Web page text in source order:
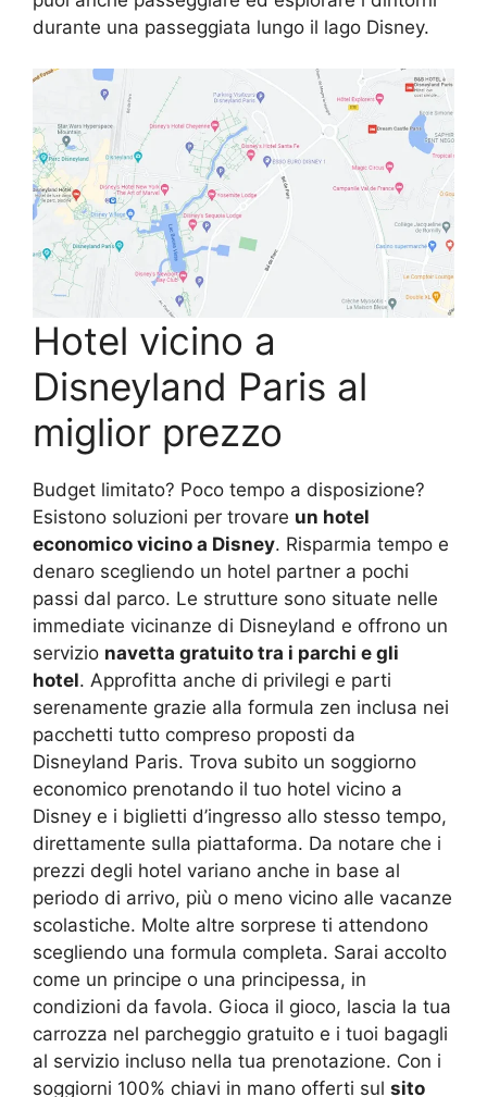
durante una passeggiata lungo il lago Disney.
Hotel vicino a
Disneyland Paris al
miglior prezzo
Budget limitato? Poco tempo a disposizione?
Esistono soluzioni per trovare un hotel
economico vicino a Disney. Risparmia tempo e
denaro scegliendo un hotel partner a pochi
passi dal parco. Le strutture sono situate nelle
immediate vicinanze di Disneyland e offrono un
servizio navetta gratuito tra i parchi e gli
hotel. Approfitta anche di privilegi e parti
serenamente grazie alla formula zen inclusa nei
pacchetti tutto compreso proposti da
Disneyland Paris. Trova subito un soggiorno
economico prenotando il tuo hotel vicino a
Disney e i biglietti d’ingresso allo stesso tempo,
direttamente sulla piattaforma. Da notare che i
prezzi degli hotel variano anche in base al
periodo di arrivo, più o meno vicino alle vacanze
scolastiche. Molte altre sorprese ti attendono
scegliendo una formula completa. Sarai accolto
come un principe o una principessa, in
condizioni da favola. Gioca il gioco, lascia la tua
carrozza nel parcheggio gratuito e i tuoi bagagli
al servizio incluso nella tua prenotazione. Con i
soggiorni 100% chiavi in mano offerti sul sito